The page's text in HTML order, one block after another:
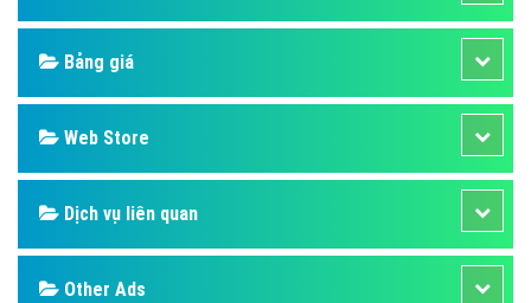
Bảng giá
Web Store
Dịch vụ liên quan
Other Ads